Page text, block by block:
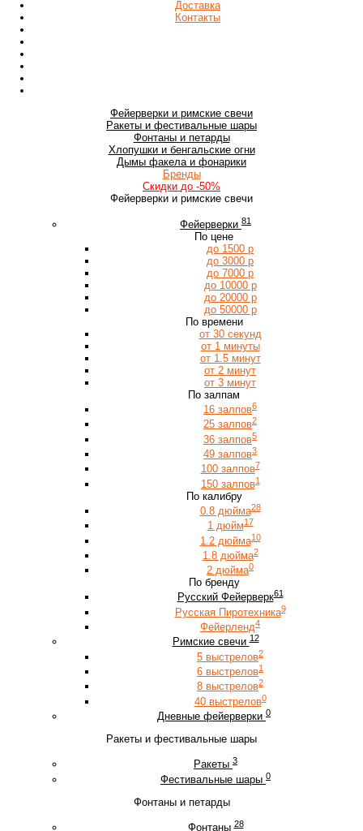
Доставка
Контакты
Фейерверки и римские свечи
Ракеты и фестивальные шары
Фонтаны и петарды
Хлопушки и бенгальские огни
Дымы факела и фонарики
Бренды
Скидки до -50%
Фейерверки и римские свечи
Фейерверки 81
По цене
до 1500 р
до 3000 р
до 7000 р
до 10000 р
до 20000 р
до 50000 р
По времени
от 30 секунд
от 1 минуты
от 1.5 минут
от 2 минут
от 3 минут
По залпам
16 залпов6
25 залпов2
36 залпов5
49 залпов3
100 залпов7
150 залпов1
По калибру
0.8 дюйма28
1 дюйм17
1.2 дюйма10
1.8 дюйма2
2 дюйма0
По бренду
Русский Фейерверк61
Русская Пиротехника9
Фейерленд4
Римские свечи 12
5 выстрелов2
6 выстрелов1
8 выстрелов2
40 выстрелов0
Дневные фейерверки 0
Ракеты и фестивальные шары
Ракеты 3
Фестивальные шары 0
Фонтаны и петарды
Фонтаны 28